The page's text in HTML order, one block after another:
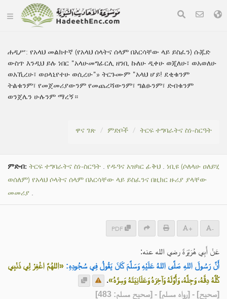
ሐዲሥ:የአላህ መልክተኛ (የአላህ ሰላትና ሰላም በእርሳቸው ላይ ይስፈን) ሱጁድ
ውስጥ እንዲህ ይሉ ነበር "አላሁመግፊርሊ ዘንቢ ኩለሁ ዲቀሁ ወጂለሁ፣ ወአወለሁ
ወአኺረሁ፣ ወዐላኒየተሁ ወሲረሁ"» ትርጉሙም "አላህ ሆይ! ደቂቁንም
ትልቁንም፣ የመጀመሪያውንም የመጨረሻውንም፣ ግልፁንም፣ ድብቁንም
ወንጀሌን ሁሉንም ማረኝ።
ዋና ገጽ ምድቦች ትርፍ ተግባራትና ስነ-ስርዓት
ምድብ: ትርፍ ተግባራትና ስነ-ስርዓት . የዱዓና አዝካር ፊቅህ . ነቢዩ (ሶለላሁ ዐለይሂ
ወሰለም) የአላህ ሶላትና ሰላም በእርሳቸው ላይ ይስፈንና በዚክር ዙሪያ ያላቸው
መመሪያ .
PDF + -
عَنْ أَبِي هُرَيْرَةَ رضي الله عنه:
أَنَّ رَسُولَ اللهِ صَلَّى اللهُ عَلَيْهِ وَسَلَّمَ كَانَ يَقُولُ فِي سُجُودِهِ: «اللهُمَّ اغْفِرْ لِي ذَنْبِي
كُلَّهُ دِقَّهُ، وَجِلَّهُ، وَأَوَّلَهُ وَآخِرَهُ وَعَلَانِيَتَهُ وَسِرَّهُ».
[صحيح] - [رواه مسلم] - [صحيح مسلم: 483]